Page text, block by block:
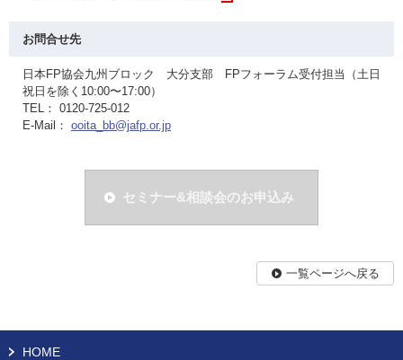
お問合せ先
日本FP協会九州ブロック 大分支部 FPフォーラム受付担当（土日
祝日を除く10:00〜17:00）
TEL： 0120-725-012
E-Mail： ooita_bb@jafp.or.jp
セミナー&相談会のお申込み
一覧ページへ戻る
HOME